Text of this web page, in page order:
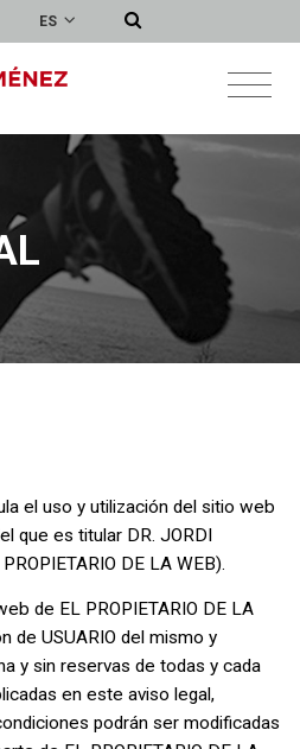
ES
el uso y utilización del sitio web
que es titular DR. JORDI
DE LA WEB).
de EL PROPIETARIO DE LA
de USUARIO del mismo y
y sin reservas de todas y cada
en este aviso legal,
podrán ser modificadas